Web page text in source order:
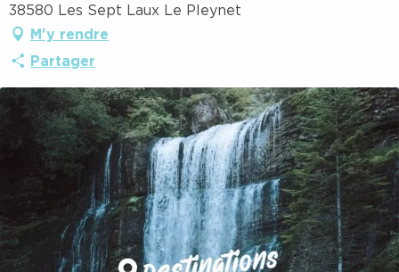
38580 Les Sept Laux Le Pleynet
M'y rendre
Partager